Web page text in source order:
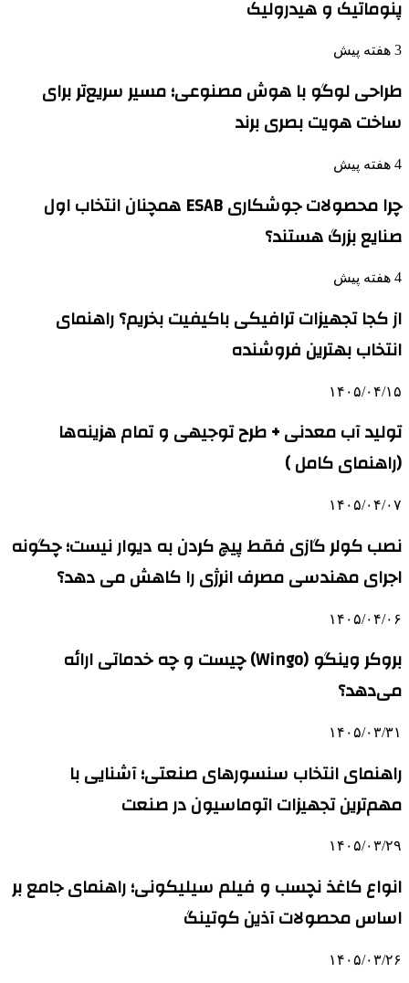
پنوماتیک و هیدرولیک
3 هفته پیش
طراحی لوگو با هوش مصنوعی؛ مسیر سریع‌تر برای
ساخت هویت بصری برند
4 هفته پیش
چرا محصولات جوشکاری ESAB همچنان انتخاب اول
صنایع بزرگ هستند؟
4 هفته پیش
از کجا تجهیزات ترافیکی باکیفیت بخریم؟ راهنمای
انتخاب بهترین فروشنده
۱۴۰۵/۰۴/۱۵
تولید آب معدنی + طرح توجیهی و تمام هزینه‌ها
(راهنمای کامل )
۱۴۰۵/۰۴/۰۷
نصب کولر گازی فقط پیچ کردن به دیوار نیست؛ چگونه
اجرای مهندسی مصرف انرژی را کاهش می دهد؟
۱۴۰۵/۰۴/۰۶
بروکر وینگو (Wingo) چیست و چه خدماتی ارائه
می‌دهد؟
۱۴۰۵/۰۳/۳۱
راهنمای انتخاب سنسورهای صنعتی؛ آشنایی با
مهم‌ترین تجهیزات اتوماسیون در صنعت
۱۴۰۵/۰۳/۲۹
انواع کاغذ نچسب و فیلم سیلیکونی؛ راهنمای جامع بر
اساس محصولات آذین کوتینگ
۱۴۰۵/۰۳/۲۶